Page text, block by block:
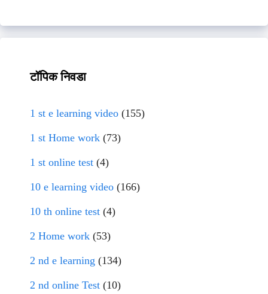
टॉपिक निवडा
1 st e learning video (155)
1 st Home work (73)
1 st online test (4)
10 e learning video (166)
10 th online test (4)
2 Home work (53)
2 nd e learning (134)
2 nd online Test (10)